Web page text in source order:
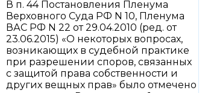
В п. 44 Постановления Пленума
Верховного Суда РФ N 10, Пленума
ВАС РФ N 22 от 29.04.2010 (ред. от
23.06.2015) «О некоторых вопросах,
возникающих в судебной практике
при разрешении споров, связанных
с защитой права собственности и
других вещных прав» было отмечено